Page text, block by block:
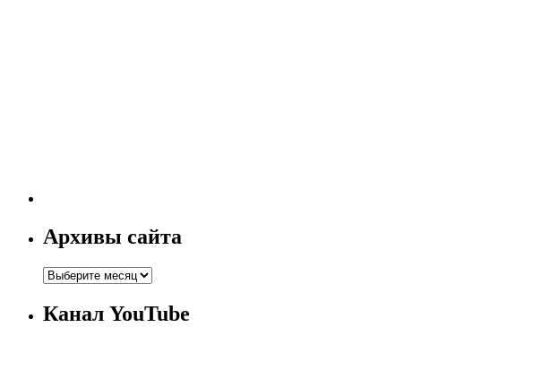
Архивы сайта
Канал YouTube